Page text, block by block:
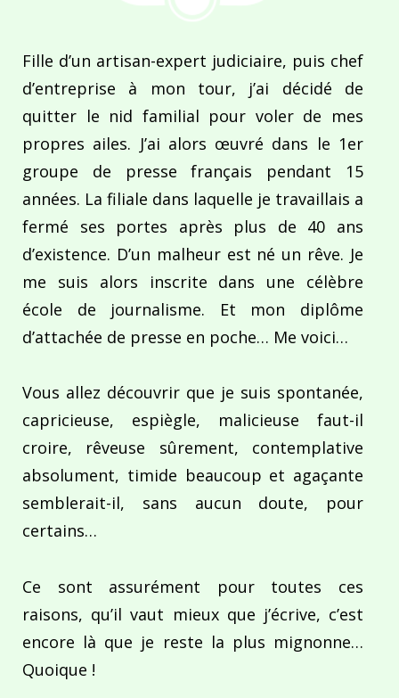
Fille d’un artisan-expert judiciaire, puis chef
d’entreprise à mon tour, j’ai décidé de
quitter le nid familial pour voler de mes
propres ailes. J’ai alors œuvré dans le 1er
groupe de presse français pendant 15
années. La filiale dans laquelle je travaillais a
fermé ses portes après plus de 40 ans
d’existence. D’un malheur est né un rêve. Je
me suis alors inscrite dans une célèbre
école de journalisme. Et mon diplôme
d’attachée de presse en poche… Me voici…
Vous allez découvrir que je suis spontanée,
capricieuse, espiègle, malicieuse faut-il
croire, rêveuse sûrement, contemplative
absolument, timide beaucoup et agaçante
semblerait-il, sans aucun doute, pour
certains…
Ce sont assurément pour toutes ces
raisons, qu’il vaut mieux que j’écrive, c’est
encore là que je reste la plus mignonne…
Quoique !